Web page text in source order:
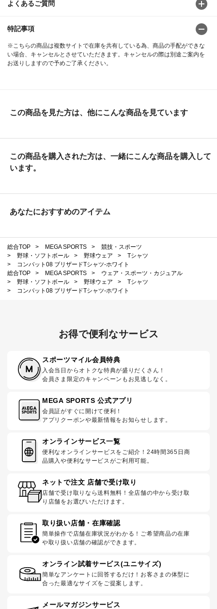
よくあるご質問
特記事項
※こちらの商品は複数サイトで在庫を共有している為、商品の手配ができな
い場合、キャンセルとさせていただきます。キャンセルの際は別途ご案内を
お送りしますので予めご了承ください。
この商品を見た方は、他にこんな商品を見ています
この商品を購入された方は、一緒にこんな商品を購入して
います。
あなたにおすすめのアイテム
総合TOP > MEGA SPORTS >
競技・スポーツ
>
野球・ソフトボール > 野球ウェア >
Tシャツ
>
コンバット08 ブリザードTシャツ-ホワイト
総合TOP
> MEGA SPORTS >
ウェア・スポーツ・カジュアル
>
野球・ソフトボール > 野球ウェア >
Tシャツ
>
コンバット08 ブリザードTシャツ-ホワイト
お得で便利なサービス
スポーツマイル会員特典
入会当日からオトクな特典が盛りだくさん！
会員さま限定のキャンペーンもお見逃しなく。
MEGA SPORTS 公式アプリ
会員証がすぐに開けて便利！
アプリクーポンや最新情報をお知らせします。
オンラインサービス一覧
便利なオンラインサービスをご紹介！24時間365日商
品購入や便利なサービスがご利用可能。
ネットで注文 店舗で受け取り
店舗で受け取りなら送料無料！全店舗の中から受け取
り店舗をお選びいただけます。
取り扱い店舗・在庫確認
簡単操作で店舗在庫状況がわかる！ご希望商品の在庫
や取り扱い店舗の確認ができます。
オンライン試着サービス(ユニサイズ)
簡単なアンケートに回答するだけ！お客さまの体型に
合った最適なサイズをご提案します。
メールマガジンサービス